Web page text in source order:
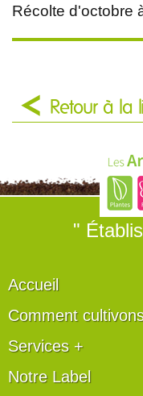
Récolte d'octobre
Retour à la
"
Accueil
Comment
Services +
Notre Label